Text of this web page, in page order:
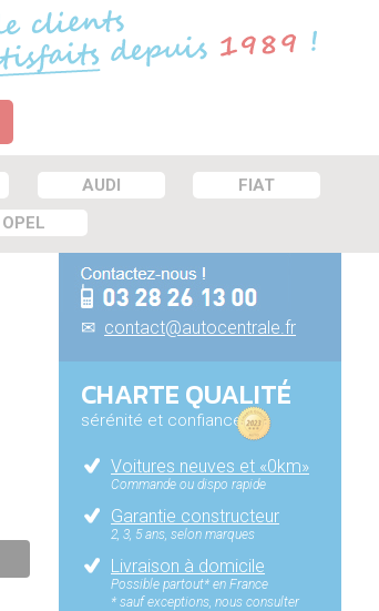
AUDI
FIAT
OPEL
✉ contact@autocentrale.fr
CHARTE QUALITÉ
sérénité et confiance
Voitures neuves et «0km»
Commande ou dispo rapide
Garantie constructeur
2, 3, 5 ans, selon marques
Livraison à domicile
Possible partout* en France
* sauf exceptions, nous consulter